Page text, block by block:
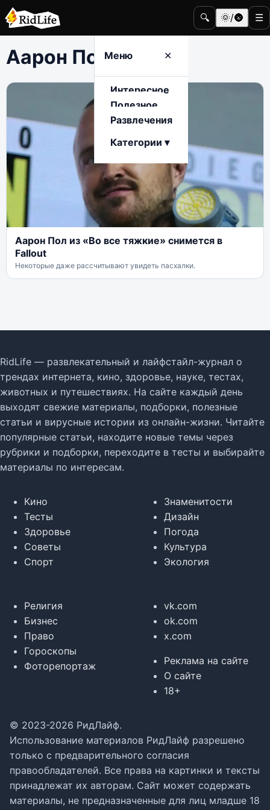
🔍 🌞/🌚 ☰
Меню ✕
Интересное
Полезное
Развлечения
Категории ▾
Аарон Пол
Аарон Пол из «Во все тяжкие» снимется в
Fallout
Некоторые даже рассчитывают увидеть пасхалки.
RidLife — развлекательный и лайфстайл-журнал о
трендах интернета, кино, здоровье, науке, тестах,
животных и путешествиях. На сайте каждый день
выходят свежие материалы, подборки, полезные
статьи и вирусные истории из онлайн-жизни. Читайте
популярные статьи, находите новые темы через
рубрики и подборки, переходите в тесты и выбирайте
материалы по интересам.
Кино
Тесты
Здоровье
Советы
Спорт
Знаменитости
Дизайн
Погода
Культура
Экология
Религия
Бизнес
Право
Гороскопы
Фоторепортаж
vk.com
ok.com
x.com
Реклама на сайте
О сайте
18+
© 2023-2026 РидЛайф.
Использование материалов РидЛайф разрешено
только с предварительного согласия
правообладателей. Все права на картинки и тексты
принадлежат их авторам. Сайт может содержать
материалы, не предназначенные для лиц младше 18